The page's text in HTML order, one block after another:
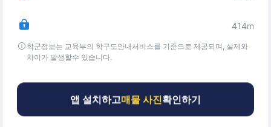
414m
학군정보는 교육부의 학구도안내서비스를 기준으로 제공되며, 실제와
차이가 발생할수 있습니다.
앱 설치하고매물 사진확인하기